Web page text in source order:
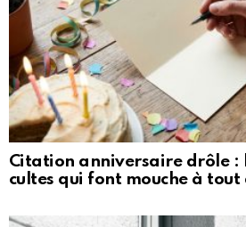
Citation anniversaire drôle :
cultes qui font mouche à tout